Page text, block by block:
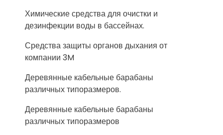
Химические средства для очистки и
дезинфекции воды в бассейнах.
Средства защиты органов дыхания от
компании 3M
Деревянные кабельные барабаны
различных типоразмеров.
Деревянные кабельные барабаны
различных типоразмеров